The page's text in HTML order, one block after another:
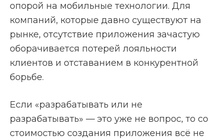
опорой на мобильные технологии. Для
компаний, которые давно существуют на
рынке, отсутствие приложения зачастую
оборачивается потерей лояльности
клиентов и отставанием в конкурентной
борьбе.
Если «разрабатывать или не
разрабатывать» — это уже не вопрос, то со
стоимостью создания приложения всё не